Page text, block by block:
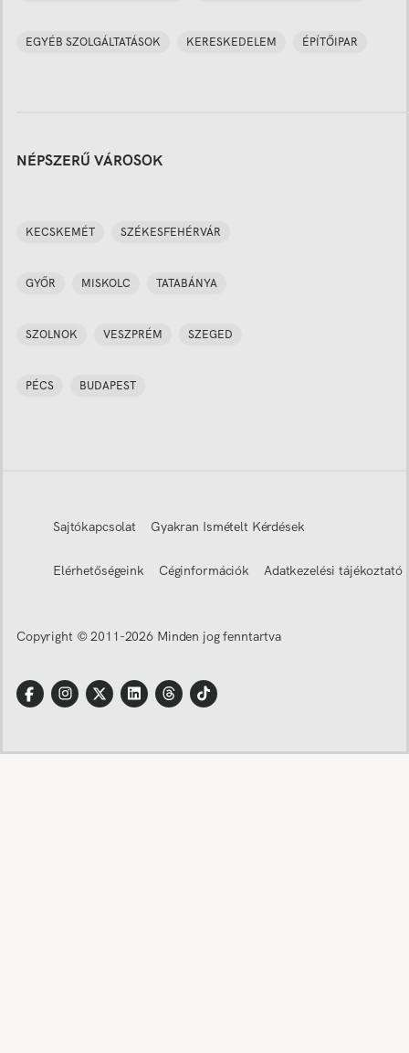
EGYÉB SZOLGÁLTATÁSOK KERESKEDELEM ÉPÍTŐIPAR
NÉPSZERŰ VÁROSOK
KECSKEMÉT SZÉKESFEHÉRVÁR
GYŐR MISKOLC TATABÁNYA
SZOLNOK VESZPRÉM SZEGED
PÉCS BUDAPEST
Sajtókapcsolat Gyakran Ismételt Kérdések
Elérhetőségeink Céginformációk Adatkezelési tájékoztató
Copyright © 2011-2026 Minden jog fenntartva